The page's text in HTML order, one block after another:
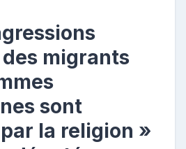
migrants
sont
la religion »